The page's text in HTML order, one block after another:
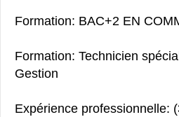
Formation: BAC+2 EN
Formation: Technicien
Gestion
Expérience professionnelle: